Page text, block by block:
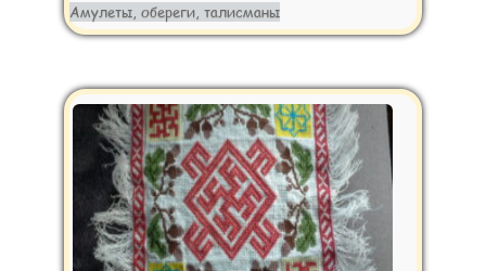
Амулеты, обереги, талисманы